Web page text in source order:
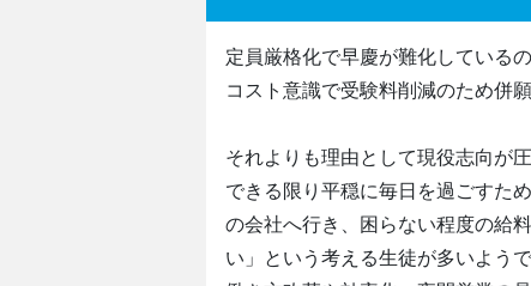
定員厳格化で早慶が難化している
コスト意識で受験料削減のため併
それよりも理由として現役志向が圧
できる限り平穏に毎日を過ごすた
の会社へ行き、困らない程度の給
い」という考える生徒が多いようで